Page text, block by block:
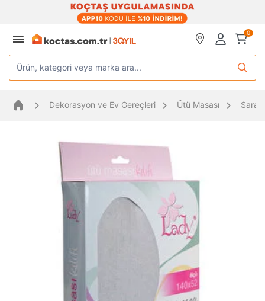
0
Ürün, kategori veya marka ara...
Dekorasyon ve Ev Gereçleri Ütü Masası